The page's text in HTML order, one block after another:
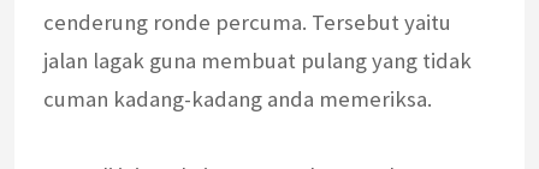
cenderung ronde percuma. Tersebut yaitu
jalan lagak guna membuat pulang yang tidak
cuman kadang-kadang anda memeriksa.